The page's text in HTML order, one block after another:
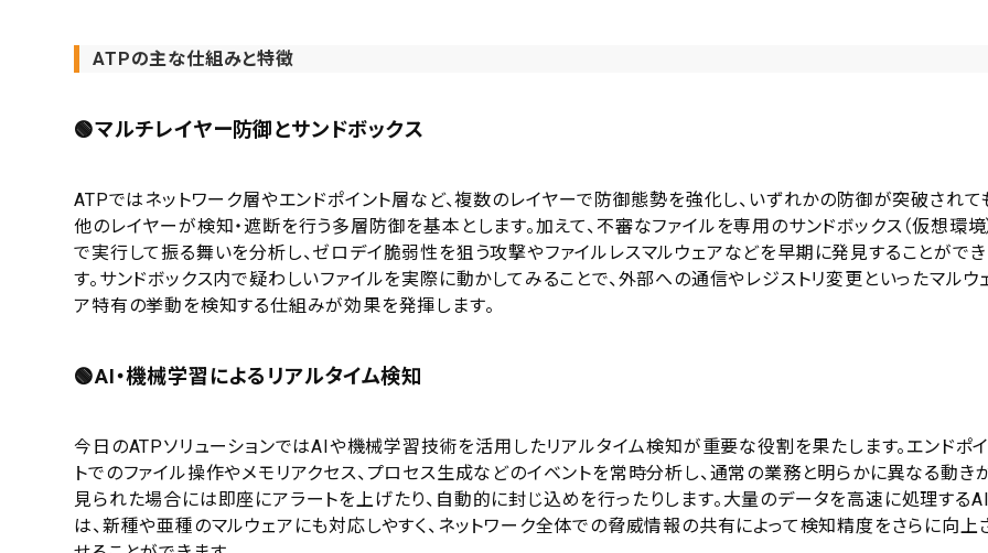
ATPの主な仕組みと特徴
🟢マルチレイヤー防御とサンドボックス
ATPではネットワーク層やエンドポイント層など、複数のレイヤーで防御態勢を強化し、いずれかの防御が突破されて
他のレイヤーが検知・遮断を行う多層防御を基本とします。加えて、不審なファイルを専用のサンドボックス（仮想環境
で実行して振る舞いを分析し、ゼロデイ脆弱性を狙う攻撃やファイルレスマルウェアなどを早期に発見することがで
す。サンドボックス内で疑わしいファイルを実際に動かしてみることで、外部への通信やレジストリ変更といったマルウ
ア特有の挙動を検知する仕組みが効果を発揮します。
🟢AI・機械学習によるリアルタイム検知
今日のATPソリューションではAIや機械学習技術を活用したリアルタイム検知が重要な役割を果たします。エンドポ
トでのファイル操作やメモリアクセス、プロセス生成などのイベントを常時分析し、通常の業務と明らかに異なる動き
見られた場合には即座にアラートを上げたり、自動的に封じ込めを行ったりします。大量のデータを高速に処理するAI
は、新種や亜種のマルウェアにも対応しやすく、ネットワーク全体での脅威情報の共有によって検知精度をさらに向上